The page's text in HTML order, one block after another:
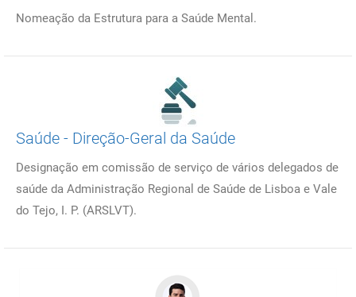
Nomeação da Estrutura para a Saúde Mental.
Saúde - Direção-Geral da Saúde
Designação em comissão de serviço de vários delegados de
saúde da Administração Regional de Saúde de Lisboa e Vale
do Tejo, I. P. (ARSLVT).